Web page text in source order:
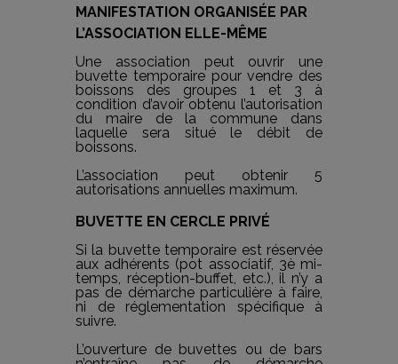
MANIFESTATION ORGANISÉE PAR
L’ASSOCIATION ELLE-MÊME
Une association peut ouvrir une
buvette temporaire pour vendre des
boissons des groupes 1 et 3 à
condition d’avoir obtenu l’autorisation
du maire de la commune dans
laquelle sera situé le débit de
boissons.
L’association peut obtenir 5
autorisations annuelles maximum.
BUVETTE EN CERCLE PRIVÉ
Si la buvette temporaire est réservée
aux adhérents (pot associatif, 3è mi-
temps, réception-buffet, etc.), il n’y a
pas de démarche particulière à faire,
ni de réglementation spécifique à
suivre.
L’ouverture de buvettes ou de bars